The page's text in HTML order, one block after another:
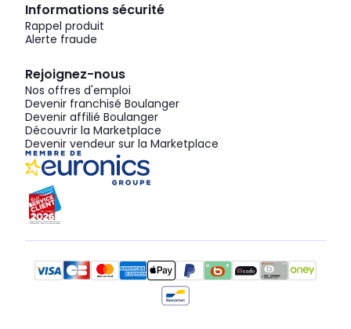
Informations sécurité
Rappel produit
Alerte fraude
Rejoignez-nous
Nos offres d'emploi
Devenir franchisé Boulanger
Devenir affilié Boulanger
Découvrir la Marketplace
Devenir vendeur sur la Marketplace